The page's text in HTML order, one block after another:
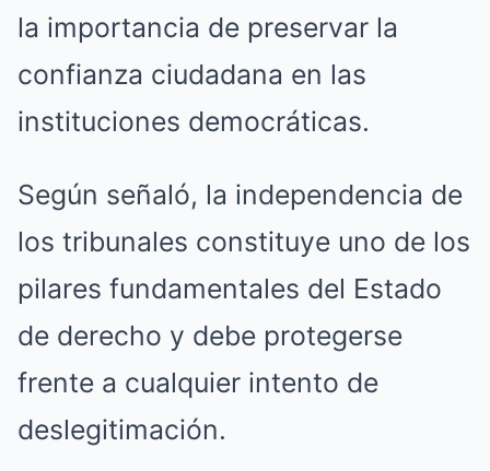
la importancia de preservar la
confianza ciudadana en las
instituciones democráticas.
Según señaló, la independencia de
los tribunales constituye uno de los
pilares fundamentales del Estado
de derecho y debe protegerse
frente a cualquier intento de
deslegitimación.